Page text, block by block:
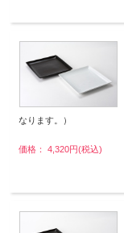
なります。）
価格： 4,320円(税込)